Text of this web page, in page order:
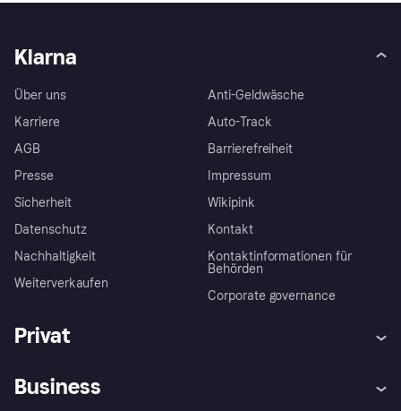
Klarna
Über uns
Karriere
AGB
Presse
Sicherheit
Datenschutz
Nachhaltigkeit
Weiterverkaufen
Anti-Geldwäsche
Auto-Track
Barrierefreiheit
Impressum
Wikipink
Kontakt
Kontaktinformationen für
Behörden
Corporate governance
Privat
Business